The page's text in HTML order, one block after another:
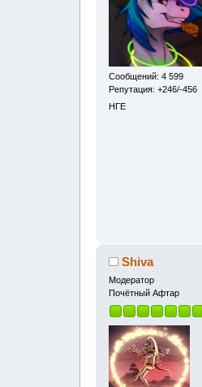
Сообщений: 4 599
Репутация: +246/-456
НГЕ
Shiva
Модератор
Почётный Афтар